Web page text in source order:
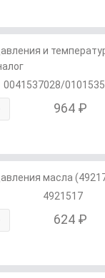
и
0041537028/
964 ₽
масла
4921517
624 ₽